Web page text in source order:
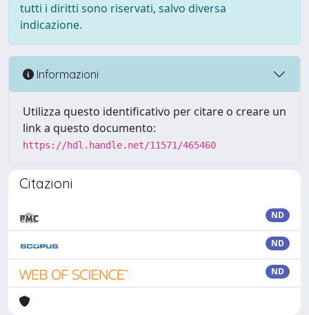
tutti i diritti sono riservati, salvo diversa
indicazione.
Informazioni
Utilizza questo identificativo per citare o creare un
link a questo documento:
https://hdl.handle.net/11571/465460
Citazioni
ND
ND
ND